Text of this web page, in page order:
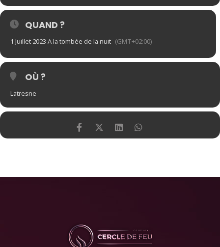
QUAND ?
1 Juillet 2023 A la tombée de la nuit (GMT+02:00)
OÙ ?
Latresne